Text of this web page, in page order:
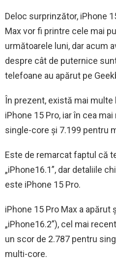
Deloc surprinzător, iPhone
Max vor fi printre cele mai
următoarele luni, dar acum
despre cât de puternice
telefoane au apărut pe
În prezent, există mai
iPhone 15 Pro, iar în cea
single-core și 7.199 pentru
Este de remarcat faptul că
„iPhone16.1”, dar detaliile
este iPhone 15 Pro.
iPhone 15 Pro Max a
„iPhone16.2”), cel mai
un scor de 2.787 pentru
multi-core.